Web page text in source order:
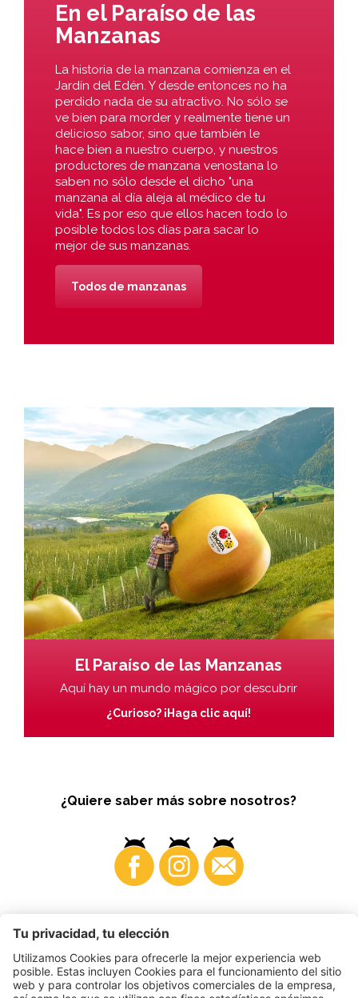
En el Paraíso de las
Manzanas
La historia de la manzana comienza en el
Jardín del Edén. Y desde entonces no ha
perdido nada de su atractivo. No sólo se
ve bien para morder y realmente tiene un
delicioso sabor, sino que también le
hace bien a nuestro cuerpo, y nuestros
productores de manzana venostana lo
saben no sólo desde el dicho "una
manzana al día aleja al médico de tu
vida". Es por eso que ellos hacen todo lo
posible todos los días para sacar lo
mejor de sus manzanas.
Todos de manzanas
El Paraíso de las Manzanas
Aquí hay un mundo mágico por descubrir
¿Curioso? ¡Haga clic aquí!
¿Quiere saber más sobre nosotros?
Business